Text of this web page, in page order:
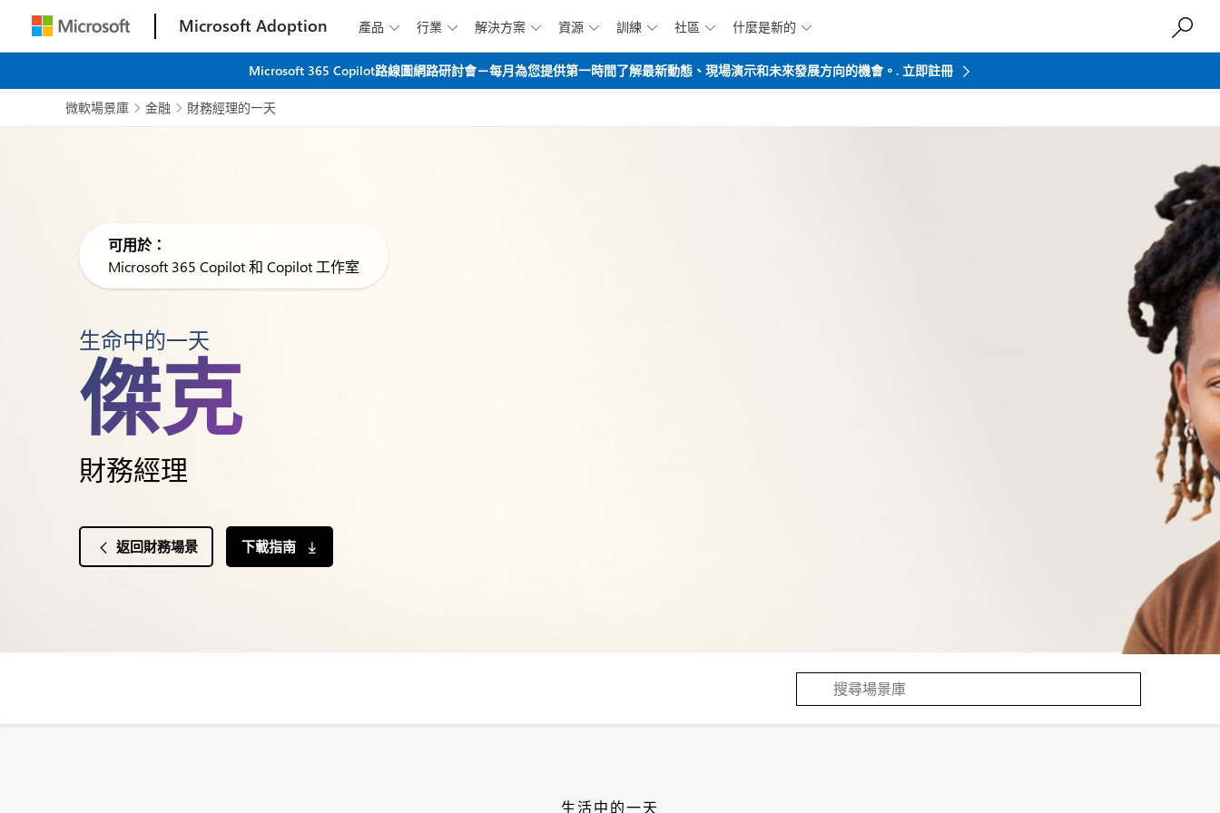
跳到主要內容
Microsoft Adoption 產品  行業  解決方案  資源  訓練  社區  什麼是新的 
Microsoft 365 Copilot路線圖網路研討會－每月為您提供第一時間了解最新動態、現場演示和未來發展方向的機會。. 立即註冊
微軟場景庫  金融  財務經理的一天
可用於：
Microsoft 365 Copilot 和 Copilot 工作室
生命中的一天
傑克
財務經理
返回財務場景 下載指南
生活中的一天